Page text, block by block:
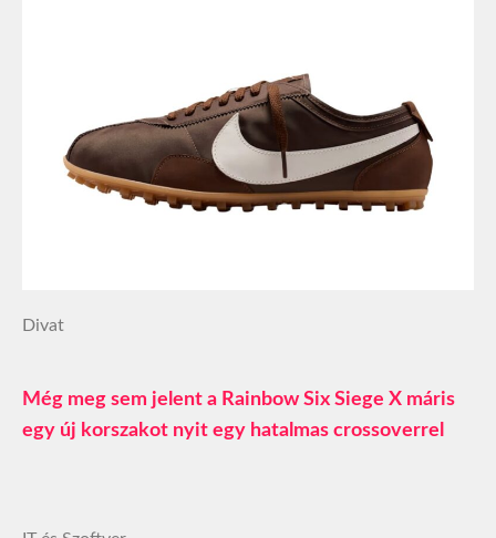
Divat
Még meg sem jelent a Rainbow Six Siege X máris
egy új korszakot nyit egy hatalmas crossoverrel